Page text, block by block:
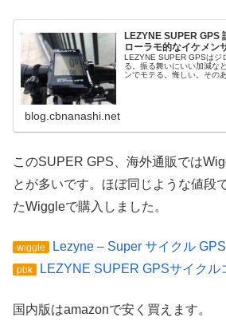
LEZYNE SUPER GPS
ローラモ的なイケメン
LEZYNE SUPER GPSはジ
る。振る舞いにいい加減な
ンでモテる。悔しい。その
blog.cbnanashi.net
このSUPER GPS、海外通販では
とが多いです。ほぼ同じような値段
たWiggleで購入しました。
wiggle Lezyne – Super サイクル
pbk LEZYNE SUPER GPSサイクル
国内版はamazonで安く買えます。